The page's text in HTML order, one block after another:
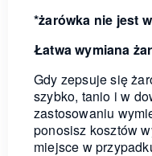
*żarówka nie jest
Łatwa wymiana
Gdy zepsuje się
szybko, tanio i w
zastosowaniu
ponosisz kosztów
miejsce w